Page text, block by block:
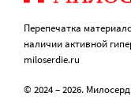
Перепечатка
наличии активной
miloserdie.ru
© 2024 – 2026.